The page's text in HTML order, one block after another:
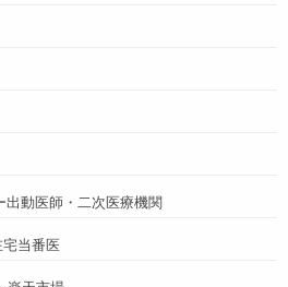
出動医師・二次医療機関
当番医